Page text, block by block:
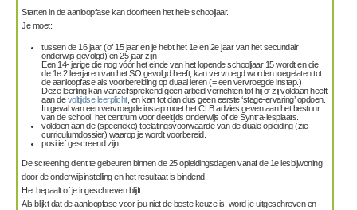
Starten in de aanloopfase kan doorheen het hele schooljaar.
Je moet:
tussen de 16 jaar (of 15 jaar en je hebt het 1e en 2e jaar van het secundair
onderwijs gevolgd) en 25 jaar zijn
Een 14- jarige die nog vóór het einde van het lopende schooljaar 15 wordt en die
de 1e 2 leerjaren van het SO gevolgd heeft, kan vervroegd worden toegelaten tot
de aanloopfase als voorbereiding op duaal leren (= een vervroegde instap.)
Deze leerling kan vanzelfsprekend geen arbeid verrichten tot hij of zij voldaan heeft
aan devoltijdse leerplicht, en kan tot dan dus geen eerste ‘stage-ervaring’ opdoen.
In geval van een vervroegde instap moet het CLB advies geven aan het bestuur
van de school, het centrum voor deeltijds onderwijs of de Syntra-lesplaats.
voldoen aan de (specifieke) toelatingsvoorwaarde van de duale opleiding (zie
curriculumdossier) waarop je wordt voorbereid.
positief gescreend zijn.
De screening dient te gebeuren binnen de 25 opleidingsdagen vanaf de 1e lesbijwoning
door de onderwijsinstelling en het resultaat is bindend.
Het bepaalt of je ingeschreven blijft.
Als blijkt dat de aanloopfase voor jou niet de beste keuze is, word je uitgeschreven en